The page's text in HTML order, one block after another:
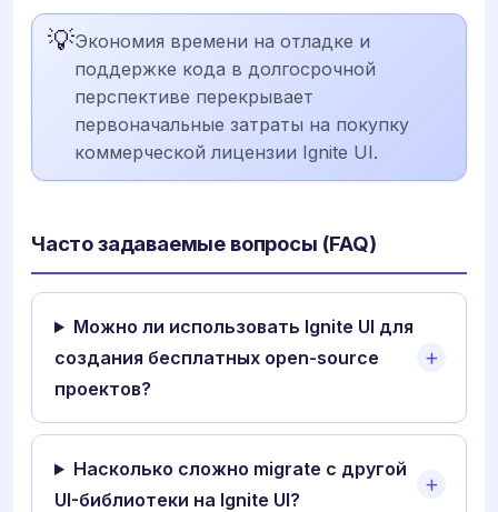
💡Экономия времени на отладке и
поддержке кода в долгосрочной
перспективе перекрывает
первоначальные затраты на покупку
коммерческой лицензии Ignite UI.
Часто задаваемые вопросы (FAQ)
Можно ли использовать Ignite UI для
создания бесплатных open-source
проектов?
Насколько сложно migrate с другой
UI-библиотеки на Ignite UI?